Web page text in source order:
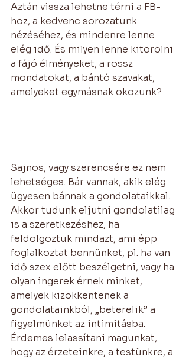
Aztán vissza lehetne térni a FB-
hoz, a kedvenc sorozatunk
nézéséhez, és mindenre lenne
elég idő. És milyen lenne kitörölni
a fájó élményeket, a rossz
mondatokat, a bántó szavakat,
amelyeket egymásnak okozunk?
Sajnos, vagy szerencsére ez nem
lehetséges. Bár vannak, akik elég
ügyesen bánnak a gondolataikkal.
Akkor tudunk eljutni gondolatilag
is a szeretkezéshez, ha
feldolgoztuk mindazt, ami épp
foglalkoztat bennünket, pl. ha van
idő szex előtt beszélgetni, vagy ha
olyan ingerek érnek minket,
amelyek kizökkentenek a
gondolatainkból, „beterelik” a
figyelmünket az intimitásba.
Érdemes lelassítani magunkat,
hogy az érzeteinkre, a testünkre, a